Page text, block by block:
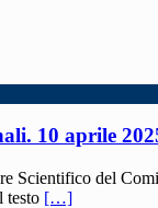
10 aprile
Scientifico del
testo […]